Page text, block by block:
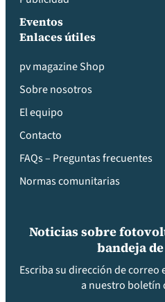
Eventos
Enlaces útiles
pv magazine Shop
Sobre nosotros
El equipo
Contacto
FAQs – Preguntas frecuentes
Normas comunitarias
Noticias sobre
bandeja
Escriba su dirección de
a nuestro